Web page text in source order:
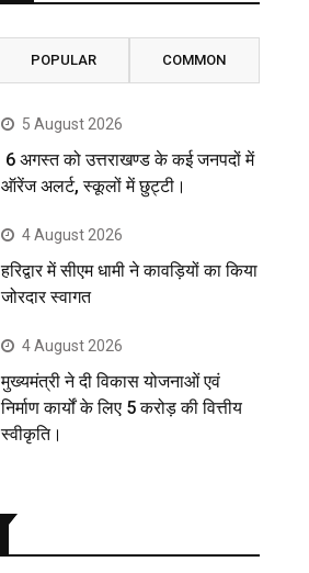
POPULAR COMMON
5 August 2026
6 अगस्त को उत्तराखण्ड के कई जनपदों में
ऑरेंज अलर्ट, स्कूलों में छुट्टी।
4 August 2026
हरिद्वार में सीएम धामी ने कावड़ियों का किया
जोरदार स्वागत
4 August 2026
मुख्यमंत्री ने दी विकास योजनाओं एवं
निर्माण कार्यों के लिए 5 करोड़ की वित्तीय
स्वीकृति।